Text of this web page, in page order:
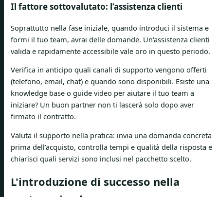
Il fattore sottovalutato: l’assistenza clienti
Soprattutto nella fase iniziale, quando introduci il sistema e
formi il tuo team, avrai delle domande. Un'assistenza clienti
valida e rapidamente accessibile vale oro in questo periodo.
Verifica in anticipo quali canali di supporto vengono offerti
(telefono, email, chat) e quando sono disponibili. Esiste una
knowledge base o guide video per aiutare il tuo team a
iniziare? Un buon partner non ti lascerà solo dopo aver
firmato il contratto.
Valuta il supporto nella pratica: invia una domanda concreta
prima dell’acquisto, controlla tempi e qualità della risposta e
chiarisci quali servizi sono inclusi nel pacchetto scelto.
L'introduzione di successo nella